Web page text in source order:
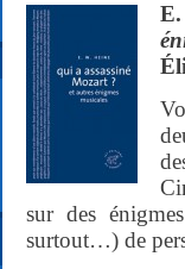
sur des
surtout…) de